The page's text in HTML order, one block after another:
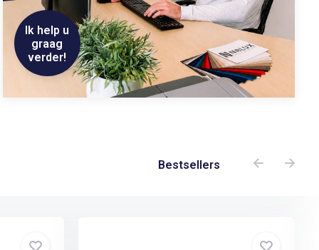
Ik help u
graag
verder!
Bestsellers